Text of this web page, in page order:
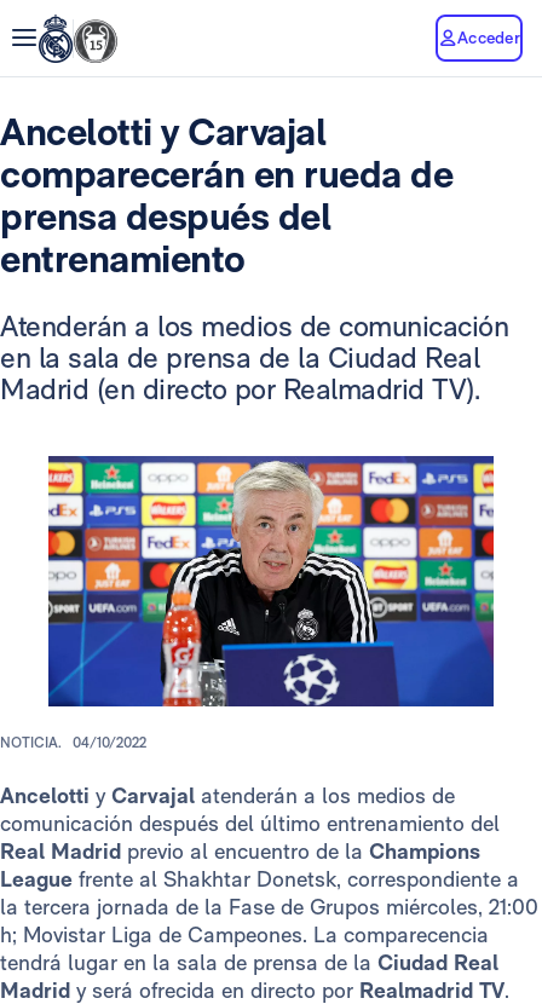
Acceder
Ancelotti y Carvajal
comparecerán en rueda de
prensa después del
entrenamiento
Atenderán a los medios de comunicación
en la sala de prensa de la Ciudad Real
Madrid (en directo por Realmadrid TV).
NOTICIA. 04/10/2022
Ancelotti yCarvajal atenderán a los medios de
comunicación después del último entrenamiento del
Real Madrid previo al encuentro de la Champions
League frente al Shakhtar Donetsk, correspondiente a
la tercera jornada de la Fase de Grupos miércoles, 21:00
h; Movistar Liga de Campeones. La comparecencia
tendrá lugar en la sala de prensa de la Ciudad Real
Madrid y será ofrecida en directo por Realmadrid TV.